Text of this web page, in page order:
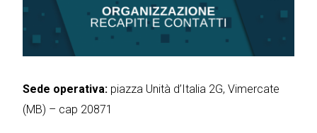
Sede operativa: piazza Unità d’Italia 2G, Vimercate
(MB) – cap 20871